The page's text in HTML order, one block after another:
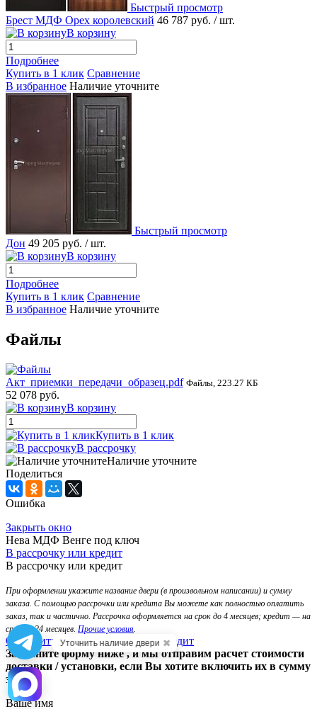
Быстрый просмотр
Брест МДФ Орех королевский 46 787 руб. / шт.
В корзину
Подробнее
Купить в 1 клик Сравнение
В избранное Наличие уточните
Быстрый просмотр
Дон 49 205 руб. / шт.
В корзину
Подробнее
Купить в 1 клик Сравнение
В избранное Наличие уточните
Файлы
Акт_приемки_передачи_образец.pdf Файлы, 223.27 КБ
52 078 руб.
В корзину
Купить в 1 клик
В рассрочку
Наличие уточните
Поделиться
Ошибка
Закрыть окно
Нева МДФ Венге под ключ
В рассрочку или кредит
В рассрочку или кредит
При оформлении укажите название двери (в произвольном написании) и сумму
заказа. С помощью рассрочки или кредита Вы можете как полностью оплатить
заказ, так и частично. Рассрочка оформляется на срок до 4 месяцев; кредит — на
срок до 24 месяцев. Прочие условия
Оформить рассрочкуОформить кредит
Заполните форму ниже , и мы отправим расчет стоимости
доставки / установки, если Вы хотите включить их в сумму
займа.
Ваше имя
Уточнить наличие двери ✖